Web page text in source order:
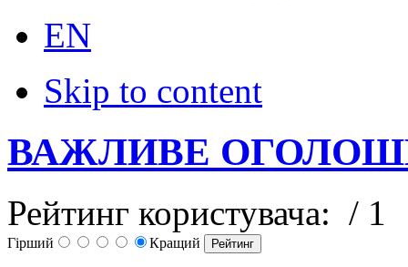
EN
Skip to content
ВАЖЛИВЕ
Рейтинг користувача: / 1
Гірший Кращий